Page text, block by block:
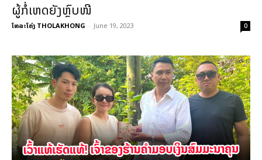
ຜູ້ກໍ່ເຫດຍັງຫຼົບໜີ
ໂທລະໂຄ່ງ THOLAKHONG - June 19, 2023 0